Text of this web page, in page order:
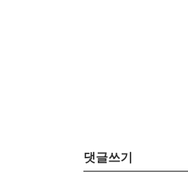
댓글쓰기